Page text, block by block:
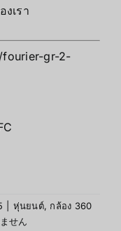
เรา
gr-2-
หุ่นยนต์, กล้อง 360
せん